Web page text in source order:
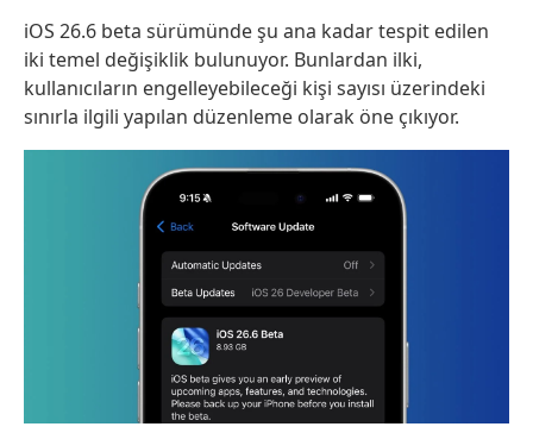
iOS 26.6 beta sürümünde şu ana kadar tespit edilen
iki temel değişiklik bulunuyor. Bunlardan ilki,
kullanıcıların engelleyebileceği kişi sayısı üzerindeki
sınırla ilgili yapılan düzenleme olarak öne çıkıyor.